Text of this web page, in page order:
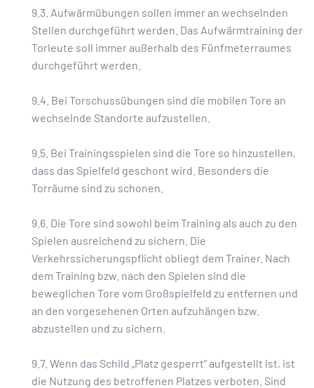
9.3. Aufwärmübungen sollen immer an wechselnden
Stellen durchgeführt werden. Das Aufwärmtraining der
Torleute soll immer außerhalb des Fünfmeterraumes
durchgeführt werden.
9.4. Bei Torschussübungen sind die mobilen Tore an
wechselnde Standorte aufzustellen.
9.5. Bei Trainingsspielen sind die Tore so hinzustellen,
dass das Spielfeld geschont wird. Besonders die
Torräume sind zu schonen.
9.6. Die Tore sind sowohl beim Training als auch zu den
Spielen ausreichend zu sichern. Die
Verkehrssicherungspflicht obliegt dem Trainer. Nach
dem Training bzw. nach den Spielen sind die
beweglichen Tore vom Großspielfeld zu entfernen und
an den vorgesehenen Orten aufzuhängen bzw.
abzustellen und zu sichern.
9.7. Wenn das Schild „Platz gesperrt“ aufgestellt ist, ist
die Nutzung des betroffenen Platzes verboten. Sind